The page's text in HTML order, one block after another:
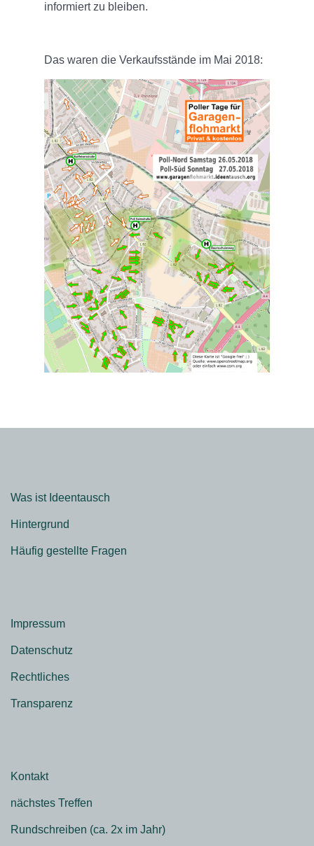
informiert zu bleiben.
Das waren die Verkaufsstände im Mai 2018:
Was ist Ideentausch
Hintergrund
Häufig gestellte Fragen
Impressum
Datenschutz
Rechtliches
Transparenz
Kontakt
nächstes Treffen
Rundschreiben (ca. 2x im Jahr)